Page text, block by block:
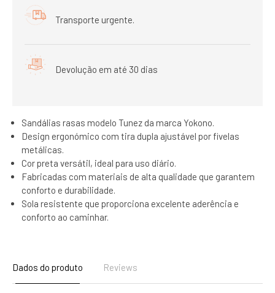
Transporte urgente.
Devolução em até 30 dias
Sandálias rasas modelo Tunez da marca Yokono.
Design ergonómico com tira dupla ajustável por fivelas
metálicas.
Cor preta versátil, ideal para uso diário.
Fabricadas com materiais de alta qualidade que garantem
conforto e durabilidade.
Sola resistente que proporciona excelente aderência e
conforto ao caminhar.
Dados do produto Reviews